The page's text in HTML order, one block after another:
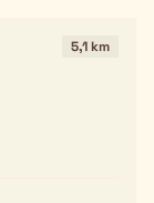
5,1 km